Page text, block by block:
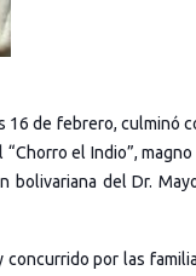
16 de febrero, culminó
el Indio”,
del Dr.
por las